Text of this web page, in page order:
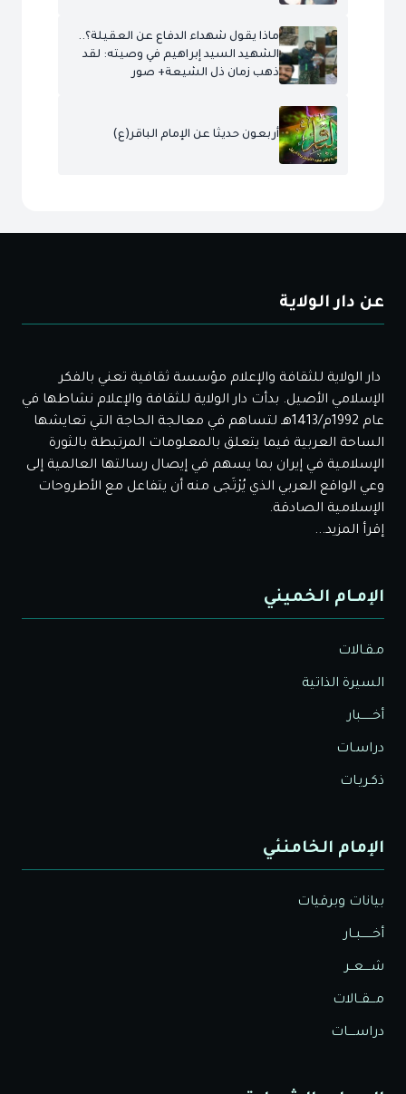
ماذا يقول شهداء الدفاع عن العقيلة؟..
الشهيد السيد إبراهيم في وصيته: لقد
ذهب زمان ذل الشيعة+ صور
أربعون حديثا عن الإمام الباقر(ع)
عن دار الولاية
دار الولاية للثقافة والإعلام مؤسسة ثقافية تعني بالفكر
الإسلامي الأصيل. بدأت دار الولاية للثقافة والإعلام نشاطها في
عام 1992م/1413هـ لتساهم في معالجة الحاجة التي تعايشها
الساحة العربية فيما يتعلق بالمعلومات المرتبطة بالثورة
الإسلامية في إيران بما يسهم في إيصال رسالتها العالمية إلى
وعي الواقع العربي الذي يُرْتَجى منه أن يتفاعل مع الأطروحات
الإسلامية الصادقة.
إقرأ المزيد...
الإمـام الخميني
مـقـالات
السيرة الذاتية
أخــــــبار
دراسـات
ذكـريـات
الإمام الخامنئي
بيانات وبرقيات
أخــــــبــار
شــــعــر
مـــقــالات
دراســــات